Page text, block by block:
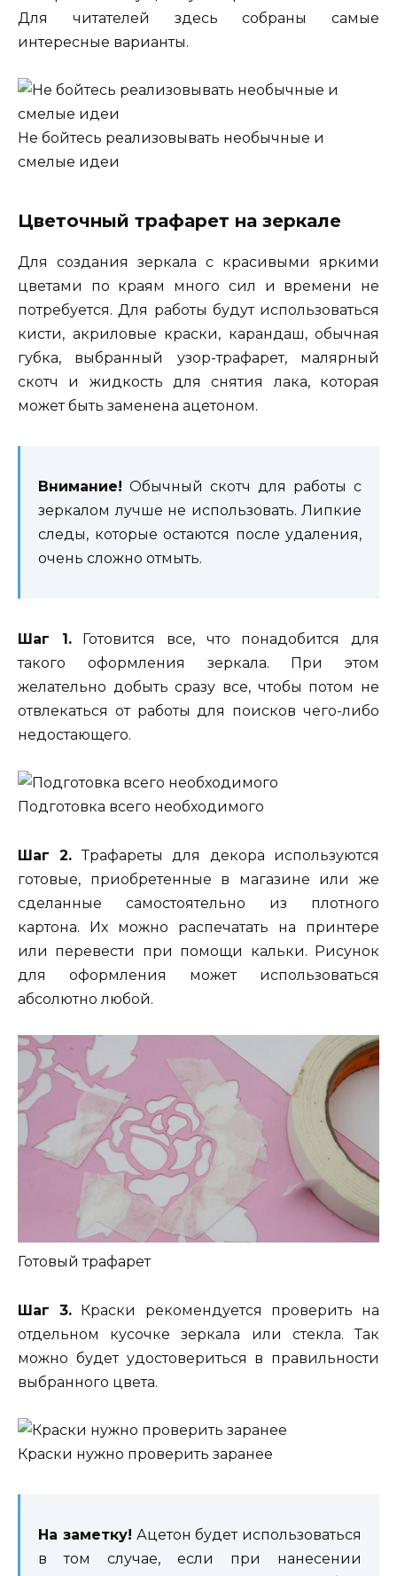
Для читателей здесь собраны самые
интересные варианты.
Не бойтесь реализовывать необычные и
смелые идеи
Цветочный трафарет на зеркале
Для создания зеркала с красивыми яркими
цветами по краям много сил и времени не
потребуется. Для работы будут использоваться
кисти, акриловые краски, карандаш, обычная
губка, выбранный узор-трафарет, малярный
скотч и жидкость для снятия лака, которая
может быть заменена ацетоном.
Внимание! Обычный скотч для работы с
зеркалом лучше не использовать. Липкие
следы, которые остаются после удаления,
очень сложно отмыть.
Шаг 1.Готовится все, что понадобится для
такого оформления зеркала. При этом
желательно добыть сразу все, чтобы потом не
отвлекаться от работы для поисков чего-либо
недостающего.
Подготовка всего необходимого
Шаг 2. Трафареты для декора используются
готовые, приобретенные в магазине или же
сделанные самостоятельно из плотного
картона. Их можно распечатать на принтере
или перевести при помощи кальки. Рисунок
для оформления может использоваться
абсолютно любой.
Готовый трафарет
Шаг 3. Краски рекомендуется проверить на
отдельном кусочке зеркала или стекла. Так
можно будет удостовериться в правильности
выбранного цвета.
Краски нужно проверить заранее
На заметку! Ацетон будет использоваться
в том случае, если при нанесении